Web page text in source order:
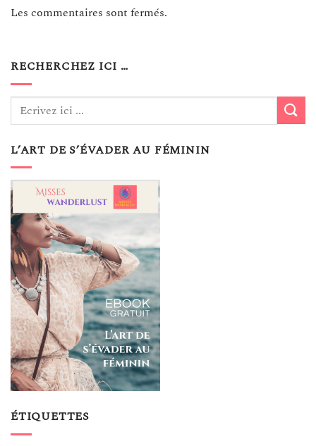
Les commentaires sont fermés.
RECHERCHEZ ICI …
L’ART DE S’ÉVADER AU FÉMININ
ÉTIQUETTES